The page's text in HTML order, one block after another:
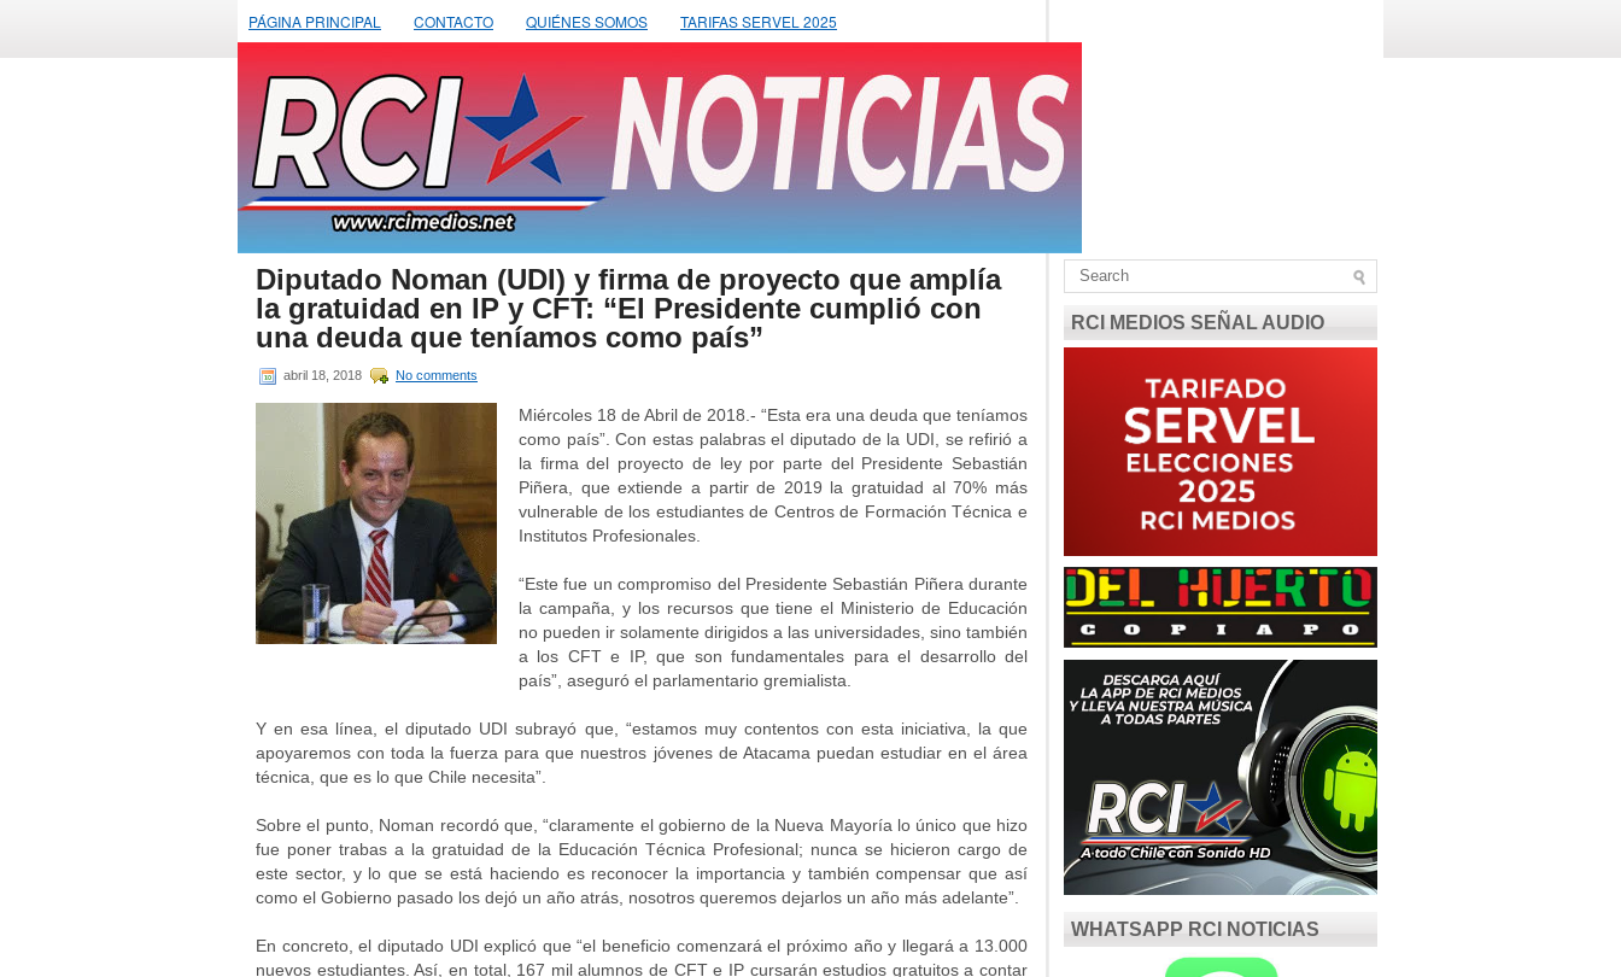
PÁGINA PRINCIPAL CONTACTO QUIÉNES SOMOS TARIFAS SERVEL 2025
Diputado Noman (UDI) y firma de proyecto que amplía
la gratuidad en IP y CFT: “El Presidente cumplió con
una deuda que teníamos como país”
abril 18, 2018 No comments
Miércoles 18 de Abril de 2018.- “Esta era una deuda que teníamos
como país”. Con estas palabras el diputado de la UDI, se refirió a
la firma del proyecto de ley por parte del Presidente Sebastián
Piñera, que extiende a partir de 2019 la gratuidad al 70% más
vulnerable de los estudiantes de Centros de Formación Técnica e
Institutos Profesionales.
“Este fue un compromiso del Presidente Sebastián Piñera durante
la campaña, y los recursos que tiene el Ministerio de Educación
no pueden ir solamente dirigidos a las universidades, sino también
a los CFT e IP, que son fundamentales para el desarrollo del
país”, aseguró el parlamentario gremialista.
Y en esa línea, el diputado UDI subrayó que, “estamos muy contentos con esta iniciativa, la que
apoyaremos con toda la fuerza para que nuestros jóvenes de Atacama puedan estudiar en el área
técnica, que es lo que Chile necesita”.
Sobre el punto, Noman recordó que, “claramente el gobierno de la Nueva Mayoría lo único que hizo
fue poner trabas a la gratuidad de la Educación Técnica Profesional; nunca se hicieron cargo de
este sector, y lo que se está haciendo es reconocer la importancia y también compensar que así
como el Gobierno pasado los dejó un año atrás, nosotros queremos dejarlos un año más adelante”.
En concreto, el diputado UDI explicó que “el beneficio comenzará el próximo año y llegará a 13.000
nuevos estudiantes. Así, en total, 167 mil alumnos de CFT e IP cursarán estudios gratuitos a contar
RCI MEDIOS SEÑAL AUDIO
WHATSAPP RCI NOTICIAS